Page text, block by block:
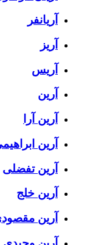
آریانفر
آریز
آریس
آرین
آرین آرا
آرین ابراهیمی
آرین تفضلی
آرین خلج
آرین مقصودی